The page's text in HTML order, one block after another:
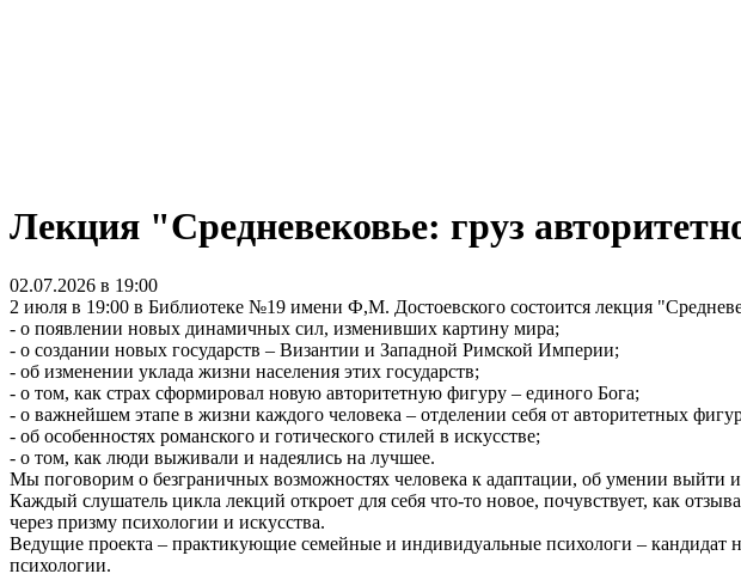
Лекция "Средневековье: груз
02.07.2026 в 19:00
2 июля в 19:00 в Библиотеке №19 имени Ф,М. Достоевского состоится лекция
- о появлении новых динамичных сил, изменивших картину мира;
- о создании новых государств – Византии и Западной Римской Империи;
- об изменении уклада жизни населения этих государств;
- о том, как страх сформировал новую авторитетную фигуру – единого Бога;
- о важнейшем этапе в жизни каждого человека – отделении себя от авторитетных
- об особенностях романского и готического стилей в искусстве;
- о том, как люди выживали и надеялись на лучшее.
Мы поговорим о безграничных возможностях человека к адаптации, об умении выйти
Каждый слушатель цикла лекций откроет для себя что-то новое, почувствует, как
через призму психологии и искусства.
Ведущие проекта – практикующие семейные и индивидуальные психологи – кандидат
психологии.